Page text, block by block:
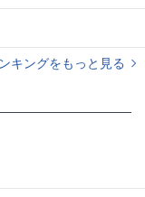
キングをもっと見る